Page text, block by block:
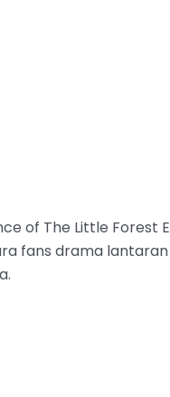
of The Little Forest
fans drama